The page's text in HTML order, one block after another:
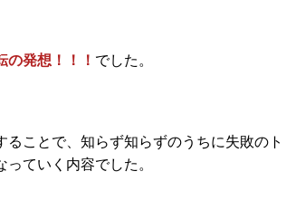
の発想！！！ でした。
ことで、 知らず知らずのうちに失敗のト
ていく 内容でした。